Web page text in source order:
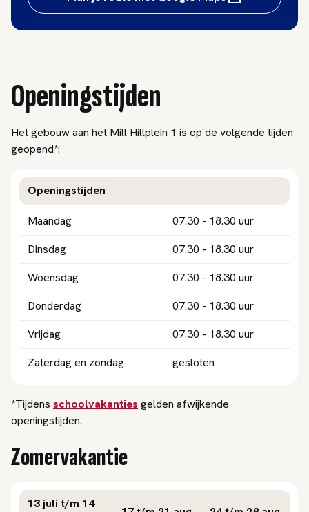
Openingstijden
Het gebouw aan het Mill Hillplein 1 is op de volgende tijden
geopend*:
Openingstijden
Maandag
07.30 - 18.30 uur
Dinsdag
07.30 - 18.30 uur
Woensdag
07.30 - 18.30 uur
Donderdag
07.30 - 18.30 uur
Vrijdag
07.30 - 18.30 uur
Zaterdag en zondag
gesloten
*Tijdens schoolvakanties gelden afwijkende
openingstijden.
Zomervakantie
13 juli t/m 14